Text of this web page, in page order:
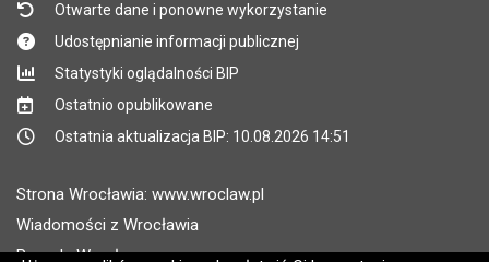
Otwarte dane i ponowne wykorzystanie
Udostępnianie informacji publicznej
Statystyki oglądalności BIP
Ostatnio opublikowane
Ostatnia aktualizacja BIP: 10.08.2026 14:51
Strona Wrocławia: www.wroclaw.pl
Wiadomości z Wrocławia
Pogoda Wrocław